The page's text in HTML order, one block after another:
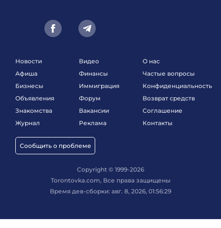
Новости
Афиша
Бизнесы
Объявления
Знакомства
Журнал
Сообщить о проблеме
Видео
Финансы
Иммиграция
Форум
Вакансии
Реклама
О нас
Частые вопросы
Конфиденциальность
Возврат средств
Соглашение
Контакты
Copyright © 1999-2026
Torontovka.com, Все права защищены
Время дев-сборки: авг. 8, 2026, 01:56:29